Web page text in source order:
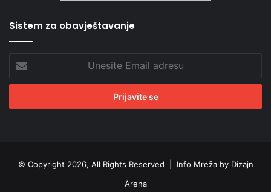
Sistem za obavještavanje
Email
adresu
© Copyright 2026, All Rights Reserved | Info Mreža by Dizajn
Arena